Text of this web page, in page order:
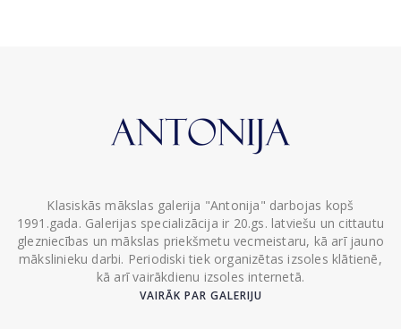
Klasiskās mākslas galerija "Antonija" darbojas kopš
1991.gada. Galerijas specializācija ir 20.gs. latviešu un cittautu
glezniecības un mākslas priekšmetu vecmeistaru, kā arī jauno
mākslinieku darbi. Periodiski tiek organizētas izsoles klātienē,
kā arī vairākdienu izsoles internetā.
VAIRĀK PAR GALERIJU